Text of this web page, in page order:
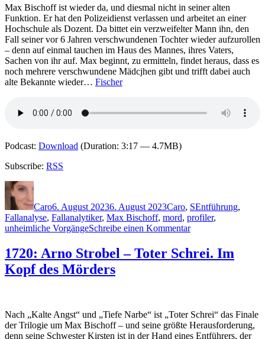
des
Täters
Max Bischoff ist wieder da, und diesmal nicht in seiner alten
Funktion. Er hat den Polizeidienst verlassen und arbeitet an einer
Hochschule als Dozent. Da bittet ein verzweifelter Mann ihn, den
Fall seiner vor 6 Jahren verschwundenen Tochter wieder aufzurollen
– denn auf einmal tauchen im Haus des Mannes, ihres Vaters,
Sachen von ihr auf. Max beginnt, zu ermitteln, findet heraus, dass es
noch mehrere verschwundene Mädcjhen gibt und trifft dabei auch
alte Bekannte wieder… Fischer
Podcast: Download (Duration: 3:17 — 4.7MB)
Subscribe: RSS
Autor
Caro6. August 20236. August 2023Caro, SEntführung,
Fallanalyse, Fallanalytiker, Max Bischoff, mord, profiler,
unheimliche VorgängeSchreibe einen Kommentarzu
Arno
Strobel
der
Mädchen
1720: Arno Strobel – Toter Schrei. Im
Kopf des Mörders
Nach „Kalte Angst“ und „Tiefe Narbe“ ist „Toter Schrei“ das Finale
der Trilogie um Max Bischoff – und seine größte Herausforderung,
denn seine Schwester Kirsten ist in der Hand eines Entführers, der